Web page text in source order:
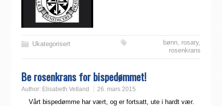
Ukategorisert bønn rosary,
rosenkrans
Be rosenkrans for bispedømmet!
Author: Elisabeth Vetland 26. mars 2015
Vårt bispedømme har vært, og er fortsatt, ute i hardt vær.